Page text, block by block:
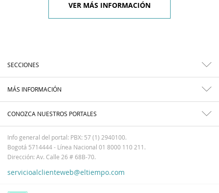
VER MÁS INFORMACIÓN
SECCIONES
MÁS INFORMACIÓN
CONOZCA NUESTROS PORTALES
Info general del portal: PBX: 57 (1) 2940100.
Bogotá 5714444 - Línea Nacional 01 8000 110 211.
Dirección: Av. Calle 26 # 68B-70.
servicioalclienteweb@eltiempo.com